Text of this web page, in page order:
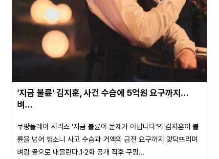
'지금 불륜' 김지훈, 사건 수습에 5억원 요구까지…
벼…
쿠팡플레이 시리즈 '지금 불륜이 문제가 아닙니다'의 김지훈이 불
륜을 넘어 뺑소니 사고 수습과 거액의 금전 요구까지 맞닥뜨리며
벼랑 끝으로 내몰린다.1·2화 공개 직후 쿠팡...